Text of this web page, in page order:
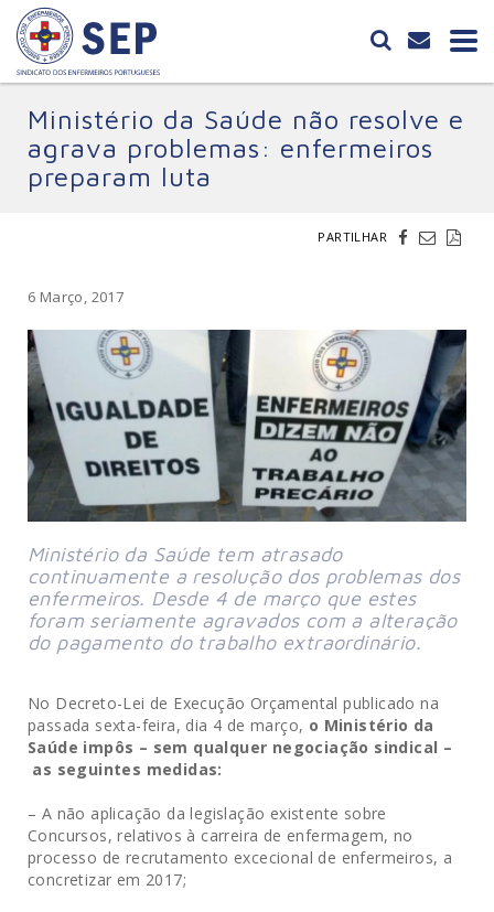
Ministério da Saúde não resolve e
agrava problemas: enfermeiros
preparam luta
PARTILHAR
6 Março, 2017
Ministério da Saúde tem atrasado
continuamente a resolução dos problemas dos
enfermeiros. Desde 4 de março que estes
foram seriamente agravados com a alteração
do pagamento do trabalho extraordinário.
No Decreto-Lei de Execução Orçamental publicado na
passada sexta-feira, dia 4 de março, o Ministério da
Saúde impôs – sem qualquer negociação sindical –
as seguintes medidas:
– A não aplicação da legislação existente sobre
Concursos, relativos à carreira de enfermagem, no
processo de recrutamento excecional de enfermeiros, a
concretizar em 2017;